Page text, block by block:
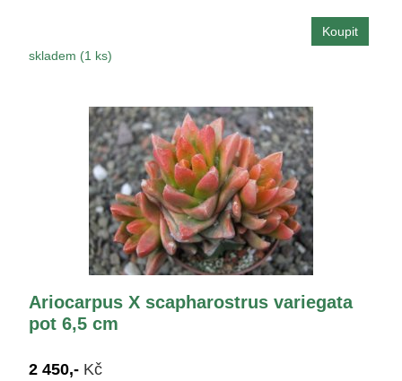
skladem (1 ks)
Ariocarpus X scapharostrus variegata
pot 6,5 cm
2 450,- Kč